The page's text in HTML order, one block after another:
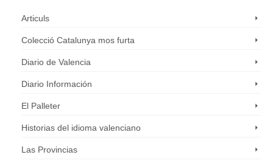
Articuls
Colecció Catalunya mos furta
Diario de Valencia
Diario Información
El Palleter
Historias del idioma valenciano
Las Provincias